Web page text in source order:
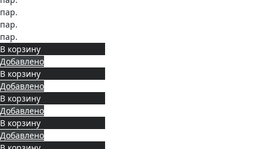
пар.
пар.
пар.
В корзину
Добавлено
В корзину
Добавлено
В корзину
Добавлено
В корзину
Добавлено